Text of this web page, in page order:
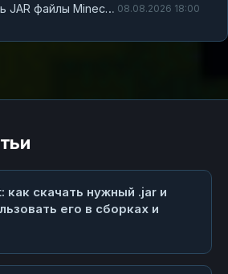
Как редактировать JAR файлы Minecraft и не сойти с ума 08.08.2026 18:00
как скачать нужный .jar и
его в сборках и